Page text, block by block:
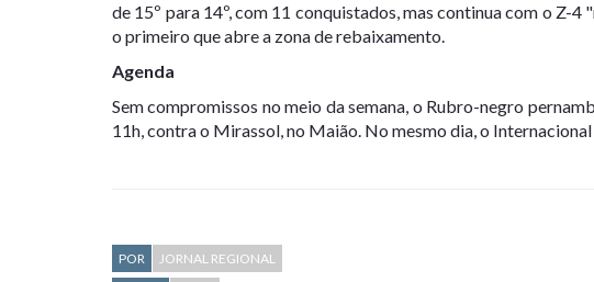
de 15º para 14º, com 11 conquistados, mas continua com o Z-
o primeiro que abre a zona de rebaixamento.
Agenda
Sem compromissos no meio da semana, o Rubro-negro
11h, contra o Mirassol, no Maião. No mesmo dia, o
POR
JORNAL REGIONAL